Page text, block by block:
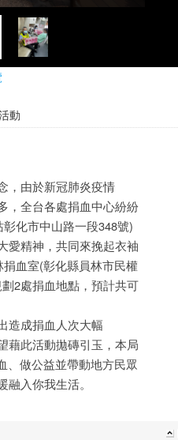
動
，由於新冠肺炎疫情
，全台各處捐血中心紛紛
化市中山路一段348號)
愛精神，共同來挽起衣袖
血室(彰化縣員林市民權
2處捐血地點，預計共可
造成捐血人次大幅
藉此活動拋磚引玉，本局
、做公益並帶動地方民眾
入你我生活。